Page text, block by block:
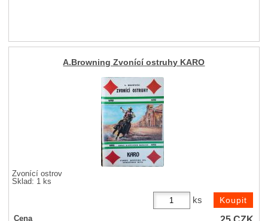
A.Browning Zvonící ostruhy KARO
Zvonící ostrov
Sklad: 1 ks
ks
Cena